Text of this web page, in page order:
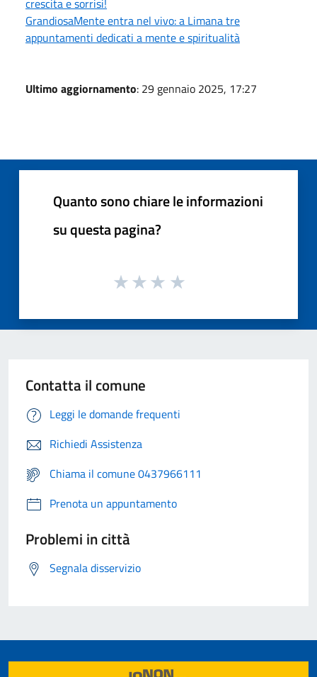
GrandiosaMente entra nel vivo: a Limana tre
appuntamenti dedicati a mente e spiritualità
Ultimo aggiornamento: 29 gennaio 2025, 17:27
Quanto sono chiare le informazioni
su questa pagina?
Contatta il comune
Leggi le domande frequenti
Richiedi Assistenza
Chiama il comune 0437966111
Prenota un appuntamento
Problemi in città
Segnala disservizio